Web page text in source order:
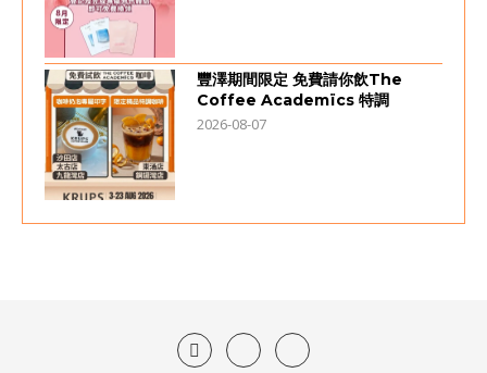
豐澤期間限定 免費請你飲The
Coffee Academïcs 特調
2026-08-07